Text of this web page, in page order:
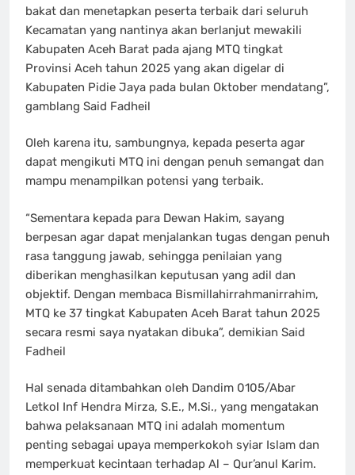
bakat dan menetapkan peserta terbaik dari seluruh
Kecamatan yang nantinya akan berlanjut mewakili
Kabupaten Aceh Barat pada ajang MTQ tingkat
Provinsi Aceh tahun 2025 yang akan digelar di
Kabupaten Pidie Jaya pada bulan Oktober mendatang”,
gamblang Said Fadheil
Oleh karena itu, sambungnya, kepada peserta agar
dapat mengikuti MTQ ini dengan penuh semangat dan
mampu menampilkan potensi yang terbaik.
“Sementara kepada para Dewan Hakim, sayang
berpesan agar dapat menjalankan tugas dengan penuh
rasa tanggung jawab, sehingga penilaian yang
diberikan menghasilkan keputusan yang adil dan
objektif. Dengan membaca Bismillahirrahmanirrahim,
MTQ ke 37 tingkat Kabupaten Aceh Barat tahun 2025
secara resmi saya nyatakan dibuka”, demikian Said
Fadheil
Hal senada ditambahkan oleh Dandim 0105/Abar
Letkol Inf Hendra Mirza, S.E., M.Si., yang mengatakan
bahwa pelaksanaan MTQ ini adalah momentum
penting sebagai upaya memperkokoh syiar Islam dan
memperkuat kecintaan terhadap Al – Qur’anul Karim.